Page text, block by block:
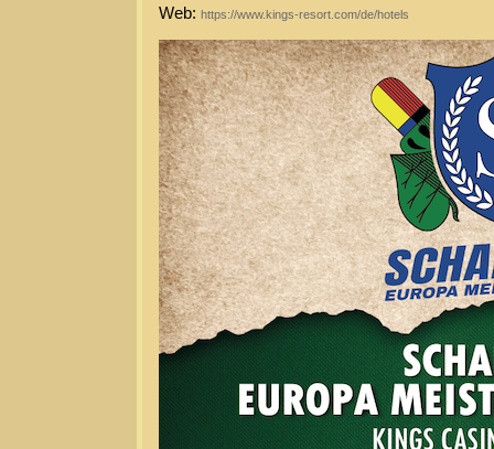
Web: https://www.kings-resort.com/de/hotels